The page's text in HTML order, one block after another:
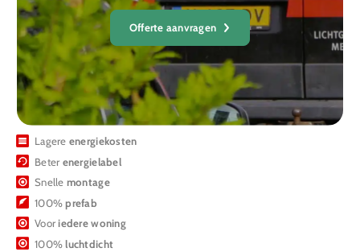
Offerte aanvragen
Lagere energiekosten
Beter energielabel
Snelle montage
100%prefab
Vooriedere woning
100%luchtdicht